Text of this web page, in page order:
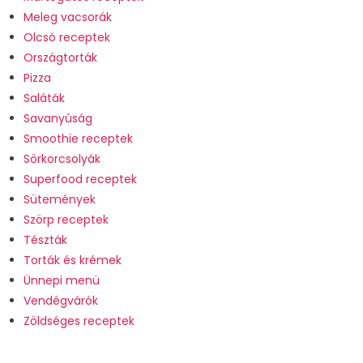
Meleg vacsorák
Olcsó receptek
Országtorták
Pizza
Saláták
Savanyúság
Smoothie receptek
Sörkorcsolyák
Superfood receptek
Sütemények
Szörp receptek
Tészták
Torták és krémek
Ünnepi menü
Vendégvárók
Zöldséges receptek